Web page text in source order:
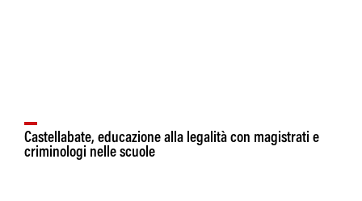
Castellabate, educazione alla legalità con magistrati e
criminologi nelle scuole